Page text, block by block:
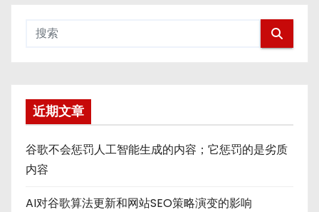
近期文章
谷歌不会惩罚人工智能生成的内容；它惩罚的是劣质
内容
AI对谷歌算法更新和网站SEO策略演变的影响